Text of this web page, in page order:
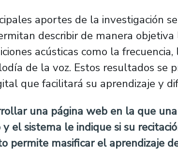
aportes de la investigación
describir de manera objetiva
acústicas como la
de la voz. Estos resultados se
que facilitará su aprendizaje y
una página web en la que
el sistema le indique si su
permite masificar el aprendizaje